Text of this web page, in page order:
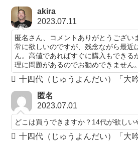
akira
2023.07.11
匿名さん、コメントありがとうござい
常に欲しいのですが、残念ながら最近
ん。高値であればすぐに購入もできる
理に問題があるのでお勧めできません
十四代（じゅうよんだい）「大
匿名
2023.07.01
どこは買うできますか？14代が欲しい
十四代（じゅうよんだい）「大